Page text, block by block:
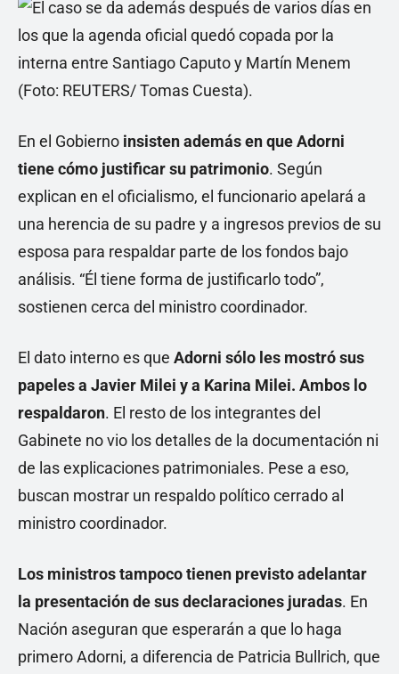
En el Gobierno insisten además en que Adorni
tiene cómo justificar su patrimonio. Según
explican en el oficialismo, el funcionario apelará a
una herencia de su padre y a ingresos previos de su
esposa para respaldar parte de los fondos bajo
análisis. “Él tiene forma de justificarlo todo”,
sostienen cerca del ministro coordinador.
El dato interno es que Adorni sólo les mostró sus
papeles a Javier Milei y a Karina Milei. Ambos lo
respaldaron. El resto de los integrantes del
Gabinete no vio los detalles de la documentación ni
de las explicaciones patrimoniales. Pese a eso,
buscan mostrar un respaldo político cerrado al
ministro coordinador.
Los ministros tampoco tienen previsto adelantar
la presentación de sus declaraciones juradas. En
Nación aseguran que esperarán a que lo haga
primero Adorni, a diferencia de Patricia Bullrich, que